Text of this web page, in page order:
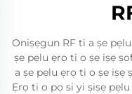
Oniṣẹgun RF ti a ṣe
ṣe pẹlu ẹrọ ti o ṣe iṣẹ
a ṣe pẹlu ẹrọ ti o ṣe iṣẹ
Ẹrọ ti o pọ si yi ṣiṣẹ